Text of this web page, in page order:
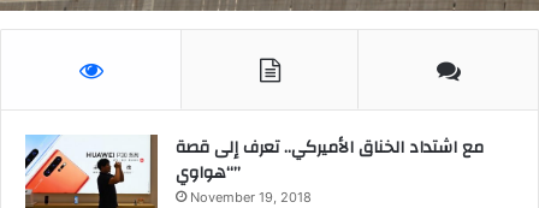
مع اشتداد الخناق الأميركي.. تعرف إلى قصة
“هواوي”
November 19, 2018